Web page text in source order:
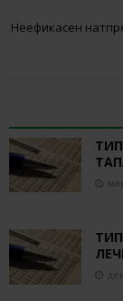
Неефикасен
ТИП
ТИП